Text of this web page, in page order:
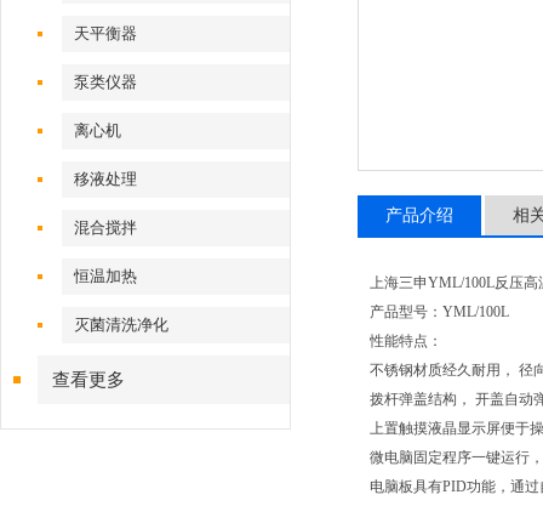
天平衡器
泵类仪器
离心机
移液处理
混合搅拌
恒温加热
灭菌清洗净化
查看更多
产品介绍 相
上海三申YML/100L反压高
产品型号：YML/100L
性能特点：
不锈钢材质经久耐用， 径
拨杆弹盖结构， 开盖自动
上置触摸液晶显示屏便于
微电脑固定程序一键运行
电脑板具有PID功能，通